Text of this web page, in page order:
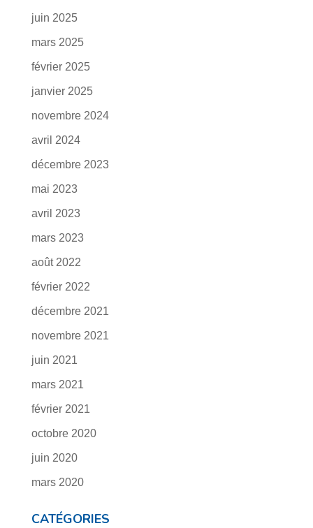
juin 2025
mars 2025
février 2025
janvier 2025
novembre 2024
avril 2024
décembre 2023
mai 2023
avril 2023
mars 2023
août 2022
février 2022
décembre 2021
novembre 2021
juin 2021
mars 2021
février 2021
octobre 2020
juin 2020
mars 2020
CATÉGORIES